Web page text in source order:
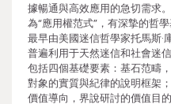
據暢通與高效應用的急切需求
為“應用權范式”，有深摯的哲
最早由美國迷信哲學家托馬斯
普遍利用于天然迷信和社會迷
包括四個基礎要素：基石范疇
對象的實質與紀律的說明框架
價值導向，界說研討的價值目